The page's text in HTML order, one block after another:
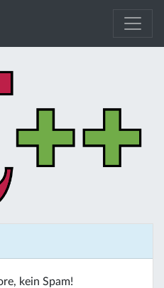
kein Spam!